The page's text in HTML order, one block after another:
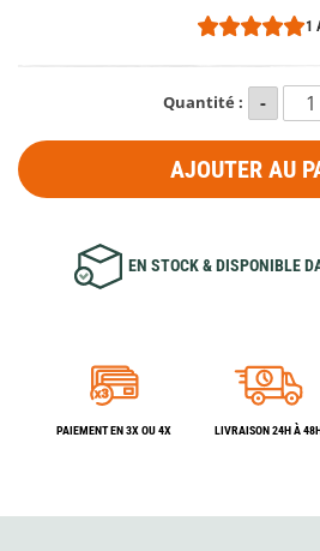
1
Quantité :
AJOUTER AU
EN STOCK & DISPONIBLE
PAIEMENT EN 3X OU 4X LIVRAISON 24H À